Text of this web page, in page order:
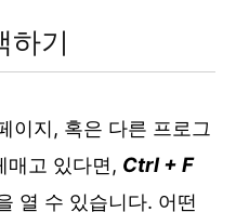
하기
이지, 혹은 다른 프로그
매고 있다면, Ctrl + F
열 수 있습니다. 어떤